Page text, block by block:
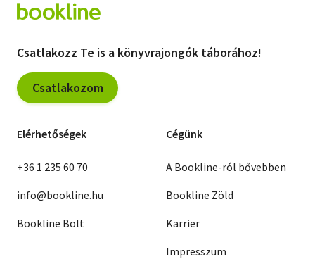
Csatlakozz Te is a könyvrajongók táborához!
Csatlakozom
Elérhetőségek
+36 1 235 60 70
info@bookline.hu
Bookline Bolt
Cégünk
A Bookline-ról bővebben
Bookline Zöld
Karrier
Impresszum